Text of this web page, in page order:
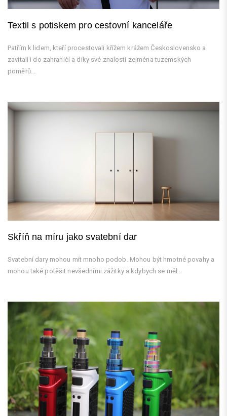
Textil s potiskem pro cestovní kanceláře
Patřím k lidem, kteří procestovali křížem krážem Československo a
zavítali i do zahraničí a díky své znalosti zejména tuzemských
poměrů...
Skříň na míru jako svatební dar
Svatební dary mohou mít mnoho podob. Mohou být hmotné povahy a
mohou také potěšit nevšedními zážitky a kdybych se měl...